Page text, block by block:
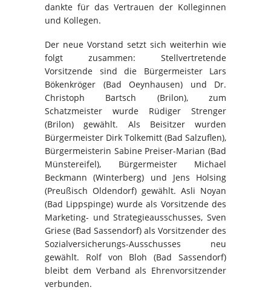
dankte für das Vertrauen der Kolleginnen
und Kollegen.
Der neue Vorstand setzt sich weiterhin wie
folgt zusammen: Stellvertretende
Vorsitzende sind die Bürgermeister Lars
Bökenkröger (Bad Oeynhausen) und Dr.
Christoph Bartsch (Brilon), zum
Schatzmeister wurde Rüdiger Strenger
(Brilon) gewählt. Als Beisitzer wurden
Bürgermeister Dirk Tolkemitt (Bad Salzuflen),
Bürgermeisterin Sabine Preiser-Marian (Bad
Münstereifel), Bürgermeister Michael
Beckmann (Winterberg) und Jens Holsing
(Preußisch Oldendorf) gewählt. Asli Noyan
(Bad Lippspinge) wurde als Vorsitzende des
Marketing- und Strategieausschusses, Sven
Griese (Bad Sassendorf) als Vorsitzender des
Sozialversicherungs-Ausschusses neu
gewählt. Rolf von Bloh (Bad Sassendorf)
bleibt dem Verband als Ehrenvorsitzender
verbunden.